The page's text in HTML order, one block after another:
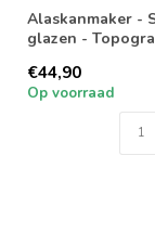
Alaskanmaker -
glazen -
€44,90
Op voorraad